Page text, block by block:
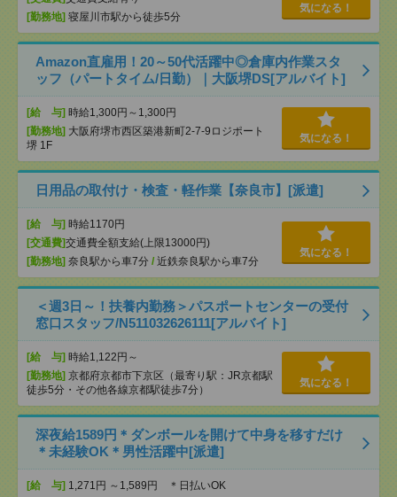
[勤務地] 寝屋川市駅から徒歩5分
気になる！
Amazon直雇用！20～50代活躍中◎倉庫内作業スタ
ッフ（パートタイム/日勤）｜大阪堺DS[アルバイト]
[給 与] 時給1,300円～1,300円
[勤務地] 大阪府堺市西区築港新町2-7-9ロジポート
堺 1F
気になる！
日用品の取付け・検査・軽作業【奈良市】[派遣]
[給 与] 時給1170円
[交通費]交通費全額支給(上限13000円)
[勤務地] 奈良駅から車7分 / 近鉄奈良駅から車7分
気になる！
＜週3日～！扶養内勤務＞パスポートセンターの受付
窓口スタッフ/N511032626111[アルバイト]
[給 与] 時給1,122円～
[勤務地] 京都府京都市下京区（最寄り駅：JR京都駅
徒歩5分・その他各線京都駅徒歩7分）
気になる！
深夜給1589円＊ダンボールを開けて中身を移すだけ
＊未経験OK＊男性活躍中[派遣]
[給 与] 1,271円 ～1,589円 ＊日払いOK